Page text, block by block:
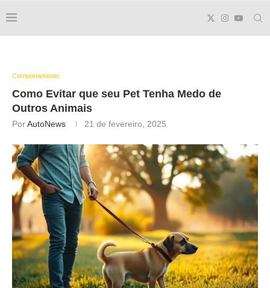
Comportamento
Como Evitar que seu Pet Tenha Medo de
Outros Animais
PorAutoNews 21 de fevereiro, 2025